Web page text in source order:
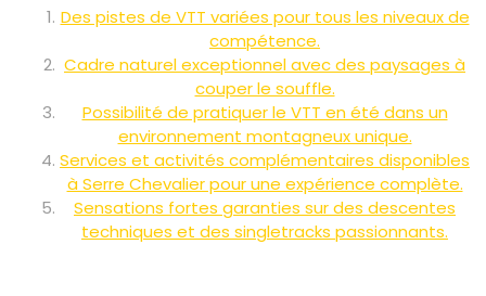
Des pistes de VTT variées pour tous les niveaux de
compétence.
Cadre naturel exceptionnel avec des paysages à
couper le souffle.
Possibilité de pratiquer le VTT en été dans un
environnement montagneux unique.
Services et activités complémentaires disponibles
à Serre Chevalier pour une expérience complète.
Sensations fortes garanties sur des descentes
techniques et des singletracks passionnants.